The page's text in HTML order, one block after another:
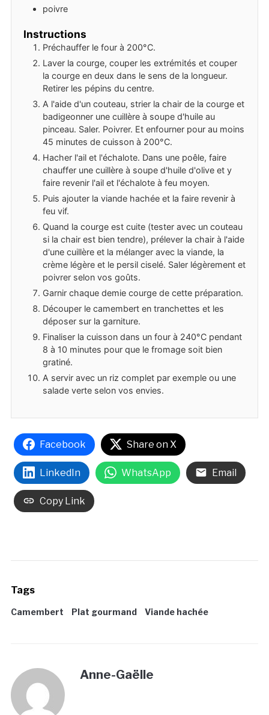
poivre
Instructions
Préchauffer le four à 200°C.
Laver la courge, couper les extrémités et couper
la courge en deux dans le sens de la longueur.
Retirer les pépins du centre.
A l'aide d'un couteau, strier la chair de la courge et
badigeonner une cuillère à soupe d'huile au
pinceau. Saler. Poivrer. Et enfourner pour au moins
45 minutes de cuisson à 200°C.
Hacher l'ail et l'échalote. Dans une poêle, faire
chauffer une cuillère à soupe d'huile d'olive et y
faire revenir l'ail et l'échalote à feu moyen.
Puis ajouter la viande hachée et la faire revenir à
feu vif.
Quand la courge est cuite (tester avec un couteau
si la chair est bien tendre), prélever la chair à l'aide
d'une cuillère et la mélanger avec la viande, la
crème légère et le persil ciselé. Saler légèrement et
poivrer selon vos goûts.
Garnir chaque demie courge de cette préparation.
Découper le camembert en tranchettes et les
déposer sur la garniture.
Finaliser la cuisson dans un four à 240°C pendant
8 à 10 minutes pour que le fromage soit bien
gratiné.
A servir avec un riz complet par exemple ou une
salade verte selon vos envies.
Facebook Share on X
LinkedIn WhatsApp Email
Copy Link
Tags
Camembert Plat gourmand Viande hachée
Anne-Gaëlle